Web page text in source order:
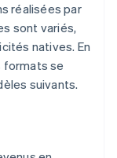
réalisées par
sont variés,
natives. En
formats se
suivants.